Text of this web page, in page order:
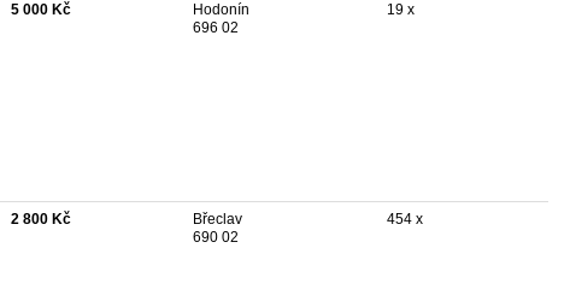
5 000 Kč
Hodonín
696 02
19 x
2 800 Kč
Břeclav
690 02
454 x